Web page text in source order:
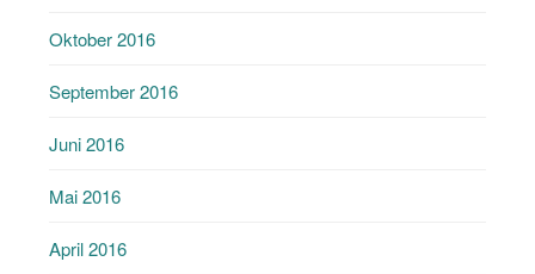
Oktober 2016
September 2016
Juni 2016
Mai 2016
April 2016